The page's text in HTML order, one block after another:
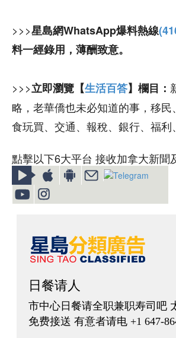
>>>星島網WhatsApp爆料熱線
料一經錄用，薄酬致意。
>>>立即瀏覽【生活百答】欄目：
略，老華僑也未必知道的事，移民
食玩買、交通、報稅、銀行、福利
點擊以下6大平台 接收加拿大新聞